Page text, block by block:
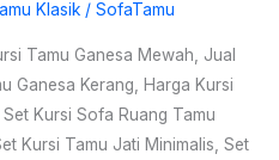
Klasik / SofaTamu
Tamu Ganesa Mewah, Jual
Ganesa Kerang, Harga Kursi
Kursi Sofa Ruang Tamu
Kursi Tamu Jati Minimalis, Set